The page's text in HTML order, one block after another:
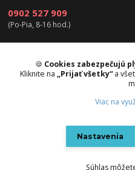
0902 527 909
(Po-Pia, 8-16 hod.)
info@instamat.sk
🍪 Cookies zabezpečujú
Kliknite na „Prijať všetky“a
Viac na
Nastavenia
Súhlas